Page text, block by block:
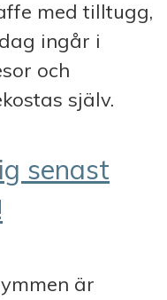
med tilltugg,
ingår i
och
själv.
senast
är